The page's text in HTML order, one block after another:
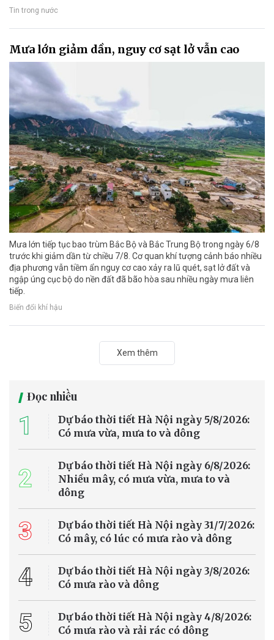
Tin trong nước
Mưa lớn giảm dần, nguy cơ sạt lở vẫn cao
Mưa lớn tiếp tục bao trùm Bắc Bộ và Bắc Trung Bộ trong ngày 6/8
trước khi giảm dần từ chiều 7/8. Cơ quan khí tượng cảnh báo nhiều
địa phương vẫn tiềm ẩn nguy cơ cao xảy ra lũ quét, sạt lở đất và
ngập úng cục bộ do nền đất đã bão hòa sau nhiều ngày mưa liên
tiếp.
Biến đổi khí hậu
Xem thêm
Đọc nhiều
1
Dự báo thời tiết Hà Nội ngày 5/8/2026:
Có mưa vừa, mưa to và dông
2
Dự báo thời tiết Hà Nội ngày 6/8/2026:
Nhiều mây, có mưa vừa, mưa to và
dông
3
Dự báo thời tiết Hà Nội ngày 31/7/2026:
Có mây, có lúc có mưa rào và dông
4
Dự báo thời tiết Hà Nội ngày 3/8/2026:
Có mưa rào và dông
5
Dự báo thời tiết Hà Nội ngày 4/8/2026:
Có mưa rào và rải rác có dông